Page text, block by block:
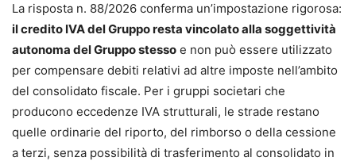
La risposta n. 88/2026 conferma un’impostazione rigorosa:
il credito IVA del Gruppo resta vincolato alla soggettività
autonoma del Gruppo stesso e non può essere utilizzato
per compensare debiti relativi ad altre imposte nell’ambito
del consolidato fiscale. Per i gruppi societari che
producono eccedenze IVA strutturali, le strade restano
quelle ordinarie del riporto, del rimborso o della cessione
a terzi, senza possibilità di trasferimento al consolidato in